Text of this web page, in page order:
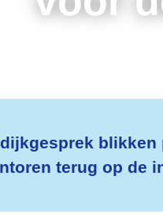
blikken
terug op de